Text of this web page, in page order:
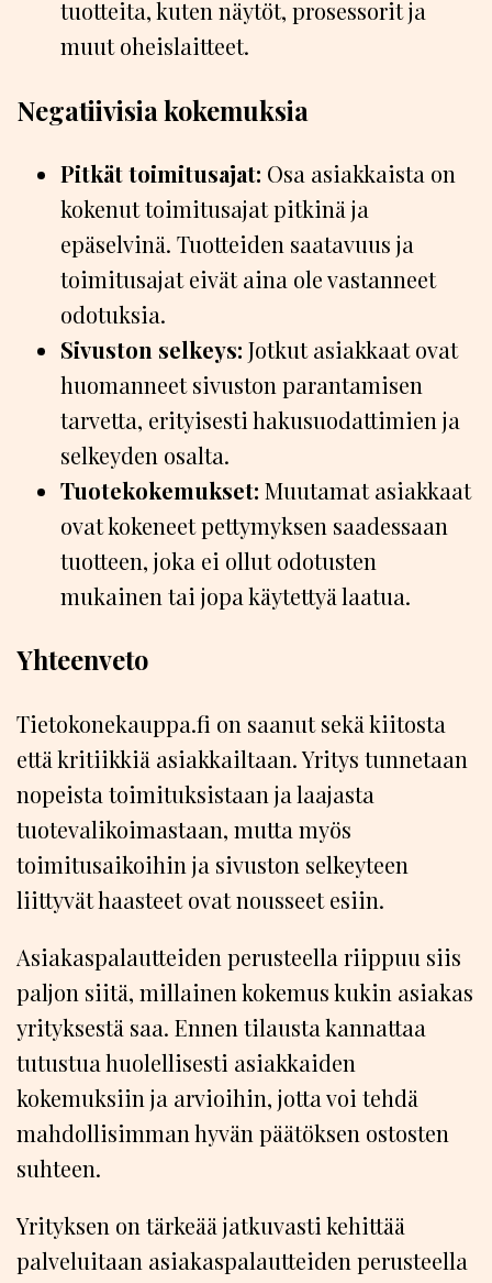
tuotteita, kuten näytöt, prosessorit ja
muut oheislaitteet.
Negatiivisia kokemuksia
Pitkät toimitusajat: Osa asiakkaista on
kokenut toimitusajat pitkinä ja
epäselvinä. Tuotteiden saatavuus ja
toimitusajat eivät aina ole vastanneet
odotuksia.
Sivuston selkeys: Jotkut asiakkaat ovat
huomanneet sivuston parantamisen
tarvetta, erityisesti hakusuodattimien ja
selkeyden osalta.
Tuotekokemukset: Muutamat asiakkaat
ovat kokeneet pettymyksen saadessaan
tuotteen, joka ei ollut odotusten
mukainen tai jopa käytettyä laatua.
Yhteenveto
Tietokonekauppa.fi on saanut sekä kiitosta
että kritiikkiä asiakkailtaan. Yritys tunnetaan
nopeista toimituksistaan ja laajasta
tuotevalikoimastaan, mutta myös
toimitusaikoihin ja sivuston selkeyteen
liittyvät haasteet ovat nousseet esiin.
Asiakaspalautteiden perusteella riippuu siis
paljon siitä, millainen kokemus kukin asiakas
yrityksestä saa. Ennen tilausta kannattaa
tutustua huolellisesti asiakkaiden
kokemuksiin ja arvioihin, jotta voi tehdä
mahdollisimman hyvän päätöksen ostosten
suhteen.
Yrityksen on tärkeää jatkuvasti kehittää
palveluitaan asiakaspalautteiden perusteella